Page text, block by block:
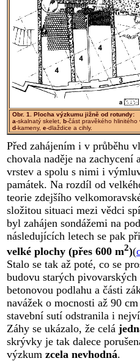
Obr. 1. Plocha výzkumu jižně od rotundy:
a-skalnatý skelet, b-část pravěkého hlinitého
d-kameny, e-dlaždice a cihly.
Před zahájením i v průběhu
chovala naděje na zachycení
vrstev a spolu s nimi i
památek. Na rozdíl od
teorie zdejšího
složitou situaci mezi vědci
byl zahájen sondážemi na
následujících letech se pak
velké plochy (přes 600 m2)(
Stalo se tak až poté, co se
budovu starých
betonovou podlahu a části
navážek o mocnosti až 90
stavební sutí odstranila i
Záhy se ukázalo, že celá
skrývky je tak dalece
výzkum zcela nevhodná.